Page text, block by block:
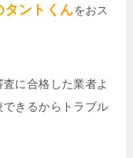
タントくんをおス
に合格した業者よ
きるからトラブル